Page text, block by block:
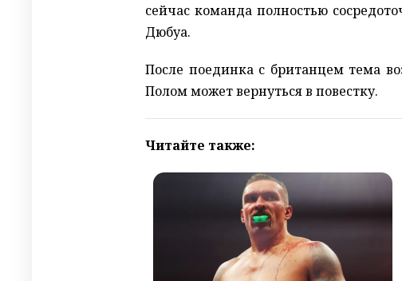
сейчас команда полностью
Дюбуа.
После поединка с британцем тема
Полом может вернуться в повестку.
Читайте также: